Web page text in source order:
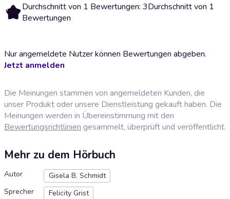
3 Durchschnitt von 1 Bewertungen: 3Durchschnitt von 1
Bewertungen
Nur angemeldete Nutzer können Bewertungen abgeben.
Jetzt anmelden
Die Meinungen stammen von angemeldeten Kunden, die
unser Produkt oder unsere Dienstleistung gekauft haben. Die
Meinungen werden in Übereinstimmung mit den
Bewertungsrichtlinien gesammelt, überprüft und veröffentlicht.
Mehr zu dem Hörbuch
Autor
Gisela B. Schmidt
Sprecher
Felicity Grist